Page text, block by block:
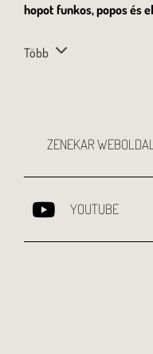
hopot funkos, popos és
Több
ZENEKAR
YOUTUBE